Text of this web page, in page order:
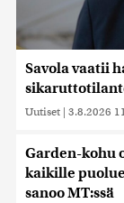
Savola vaatii
Uutiset | 3.8.2026
Garden-kohu
kaikille
sanoo MT:ssä